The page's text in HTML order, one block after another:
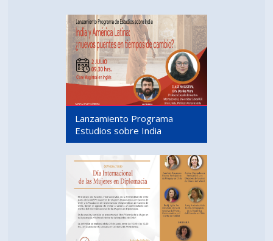
Lanzamiento Programa
Estudios sobre India